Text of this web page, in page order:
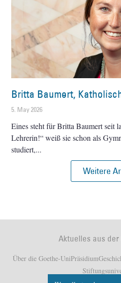
Britta Baumert,
5. May 2026
Eines steht für Britta Baumert seit
Lehrerin!“ weiß sie schon als
studiert,
Weitere
Aktuelles aus der
Über die Goethe-UniPräsidium